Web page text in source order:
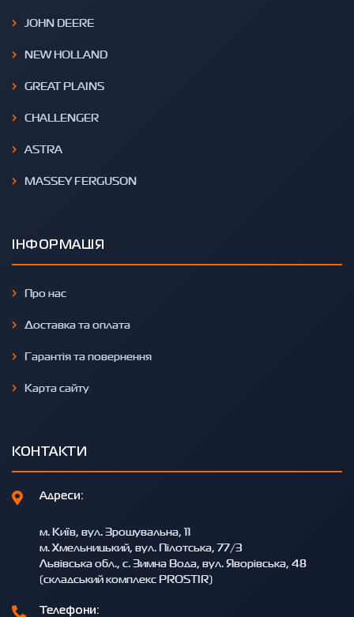
JOHN DEERE
NEW HOLLAND
GREAT PLAINS
CHALLENGER
ASTRA
MASSEY FERGUSON
ІНФОРМАЦІЯ
Про нас
Доставка та оплата
Гарантія та повернення
Карта сайту
КОНТАКТИ
Адреси:
м. Київ, вул. Зрошувальна, 11
м. Хмельницький, вул. Пілотська, 77/3
Львівська обл., с. Зимна Вода, вул. Яворівська, 48
(складський комплекс PROSTIR)
Телефони: